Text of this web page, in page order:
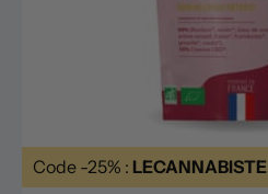
Code -25% : LECANNABISTE